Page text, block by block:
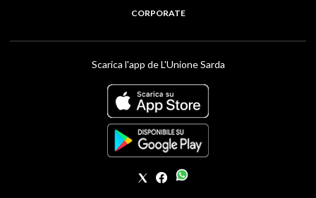
CORPORATE
Scarica l'app de L'Unione Sarda